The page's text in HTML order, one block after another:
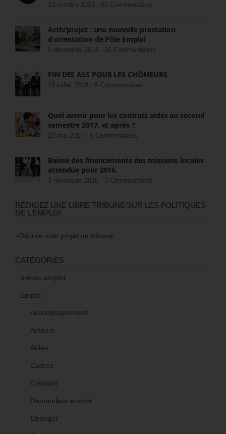
23 octobre 2014 - 52 Commentaires
Activ’projet : une nouvelle prestation
d’orientation de Pôle Emploi
5 décembre 2014 - 26 Commentaires
FIN DES ASS POUR LES CHÔMEURS
15 juillet 2018 - 8 Commentaires
Quel avenir pour les contrats aidés au second
semestre 2017, et après ?
22 mai 2017 - 5 Commentaires
Baisse des financements des missions locales
attendue pour 2016.
3 novembre 2015 - 3 Commentaires
RÉDIGEZ UNE LIBRE TRIBUNE SUR LES POLITIQUES
DE L’EMPLOI
>Décrire mon projet de tribune
CATÉGORIES
brèves emploi
Emploi
Accompagnement
Acteurs
Aides
Cadres
Création
Demandeur emploi
Etranger